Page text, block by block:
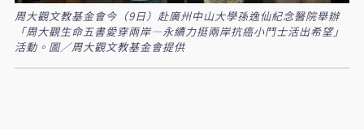
周大觀文教基金會今（9日）赴廣州中山大學孫逸仙紀念醫院舉辦
「周大觀生命五書愛穿兩岸—永續力挺兩岸抗癌小鬥士活出希望」
活動。圖／周大觀文教基金會提供